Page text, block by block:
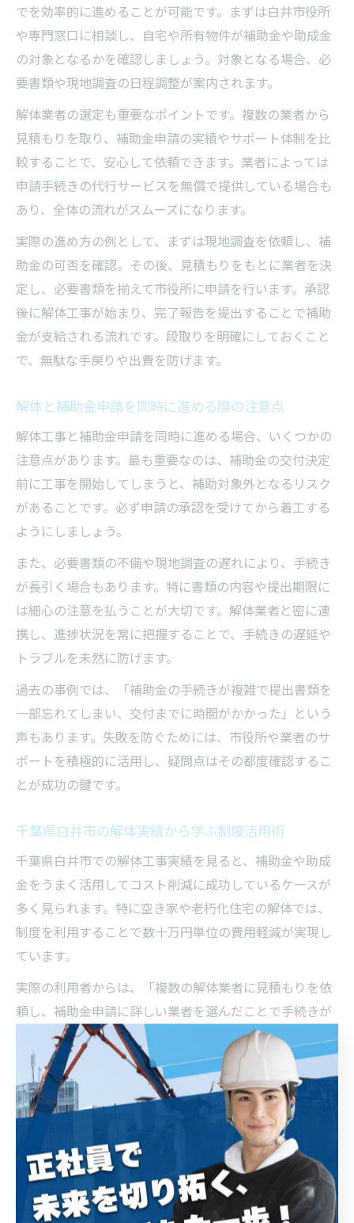
でを効率的に進めることが可能です。まずは白井市役所
や専門窓口に相談し、自宅や所有物件が補助金や助成金
の対象となるかを確認しましょう。対象となる場合、必
要書類や現地調査の日程調整が案内されます。
解体業者の選定も重要なポイントです。複数の業者から
見積もりを取り、補助金申請の実績やサポート体制を比
較することで、安心して依頼できます。業者によっては
申請手続きの代行サービスを無償で提供している場合も
あり、全体の流れがスムーズになります。
実際の進め方の例として、まずは現地調査を依頼し、補
助金の可否を確認。その後、見積もりをもとに業者を決
定し、必要書類を揃えて市役所に申請を行います。承認
後に解体工事が始まり、完了報告を提出することで補助
金が支給される流れです。段取りを明確にしておくこと
で、無駄な手戻りや出費を防げます。
解体と補助金申請を同時に進める際の注意点
解体工事と補助金申請を同時に進める場合、いくつかの
注意点があります。最も重要なのは、補助金の交付決定
前に工事を開始してしまうと、補助対象外となるリスク
があることです。必ず申請の承認を受けてから着工する
ようにしましょう。
また、必要書類の不備や現地調査の遅れにより、手続き
が長引く場合もあります。特に書類の内容や提出期限に
は細心の注意を払うことが大切です。解体業者と密に連
携し、進捗状況を常に把握することで、手続きの遅延や
トラブルを未然に防げます。
過去の事例では、「補助金の手続きが複雑で提出書類を
一部忘れてしまい、交付までに時間がかかった」という
声もあります。失敗を防ぐためには、市役所や業者のサ
ポートを積極的に活用し、疑問点はその都度確認するこ
とが成功の鍵です。
千葉県白井市の解体実績から学ぶ制度活用術
千葉県白井市での解体工事実績を見ると、補助金や助成
金をうまく活用してコスト削減に成功しているケースが
多く見られます。特に空き家や老朽化住宅の解体では、
制度を利用することで数十万円単位の費用軽減が実現し
ています。
実際の利用者からは、「複数の解体業者に見積もりを依
頼し、補助金申請に詳しい業者を選んだことで手続きが
スムーズに進んだ」「市役所の窓口で丁寧に説明しても
らい、不安なく解体を終えられた」といった声が寄せら
れています。
制度活用のポイントは、早めの情報収集と業者・行政と
の連携です。経験豊富な業者を選び、疑問点は市役所窓
口で確認することで、トラブルや無駄な出費を防ぐこと
ができます。実績に基づくアドバイスを参考に、自分に
合った最適な方法を選びましょう。